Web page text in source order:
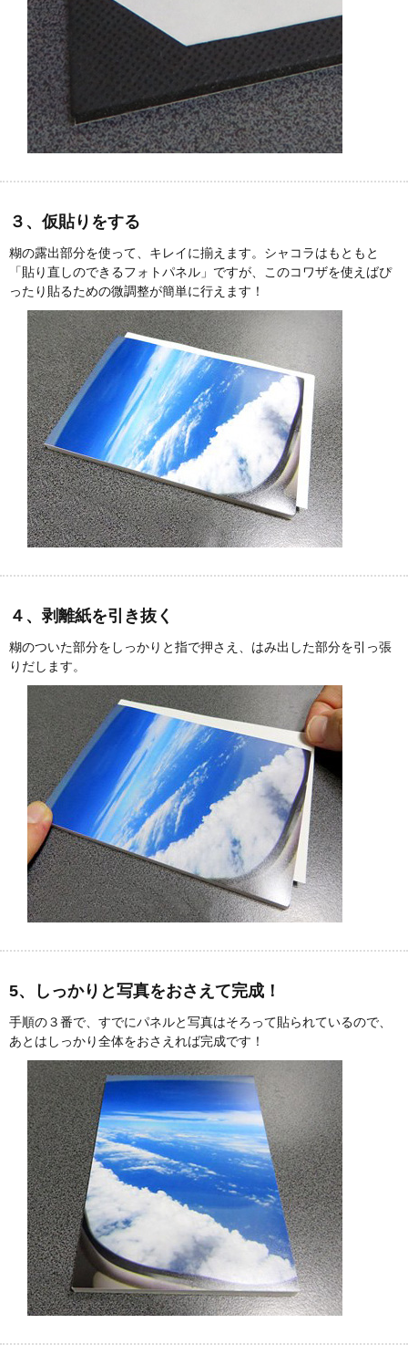
３、仮貼りをする
糊の露出部分を使って、キレイに揃えます。シャコラはもともと
「貼り直しのできるフォトパネル」ですが、このコワザを使えばぴ
ったり貼るための微調整が簡単に行えます！
４、剥離紙を引き抜く
糊のついた部分をしっかりと指で押さえ、はみ出した部分を引っ張
りだします。
5、しっかりと写真をおさえて完成！
手順の３番で、すでにパネルと写真はそろって貼られているので、
あとはしっかり全体をおさえれば完成です！